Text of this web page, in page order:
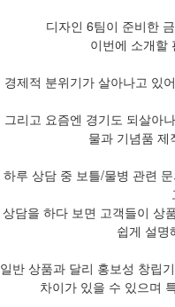
디자인 6팀이 준비한
이번에 소개할
경제적 분위기가 살아나고 있
그리고 요즘엔 경기도 되살아
물과 기념품 제
하루 상담 중 보틀/물병 관련
상담을 하다 보면 고객들이 상
쉽게 설명
일반 상품과 달리 홍보성 창립
차이가 있을 수 있으며